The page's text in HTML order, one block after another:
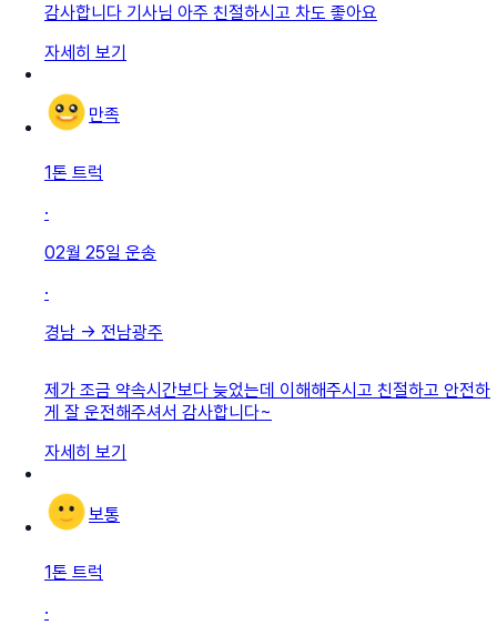
감사합니다 기사님 아주 친절하시고 차도 좋아요
자세히 보기
만족
1톤 트럭
·
02월 25일 운송
·
경남 → 전남광주
제가 조금 약속시간보다 늦었는데 이해해주시고 친절하고 안전하
게 잘 운전해주셔서 감사합니다~
자세히 보기
보통
1톤 트럭
·